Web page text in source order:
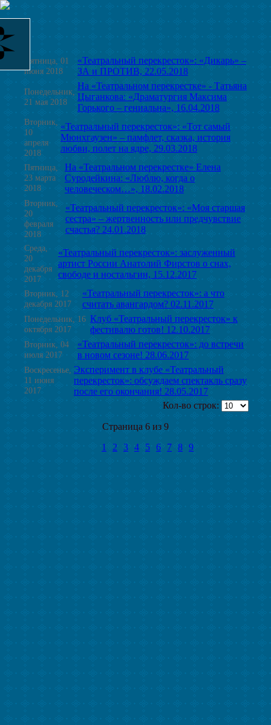
Кол-во строк:
Пятница, 01
июня 2018
«Театральный перекресток»: «Дикарь» –
ЗА и ПРОТИВ, 22.05.2018
Понедельник,
21 мая 2018
На «Театральном перекрестке» - Татьяна
Цыганкова: «Драматургия Максима
Горького – гениальна», 16.04.2018
Вторник,
10
апреля
2018
«Театральный перекресток»: «Тот самый
Мюнхгаузен» – памфлет, сказка, история
любви, полет на ядре, 29.03.2018
Пятница,
23 марта
2018
На «Театральном перекрестке» Елена
Суродейкина: «Люблю, когда о
человеческом…», 18.02.2018
Вторник,
20
февраля
2018
«Театральный перекресток»: «Моя старшая
сестра» – жертвенность или предчувствие
счастья? 24.01.2018
Среда,
20
декабря
2017
«Театральный перекресток»: заслуженный
артист России Анатолий Фирстов о снах,
свободе и ностальгии, 15.12.2017
Вторник, 12
декабря 2017
«Театральный перекресток»: а что
считать авангардом? 02.11.2017
Понедельник, 16
октября 2017
Клуб «Театральный перекресток» к
фестивалю готов! 12.10.2017
Вторник, 04
июля 2017
«Театральный перекресток»: до встречи
в новом сезоне! 28.06.2017
Воскресенье,
11 июня
2017
Эксперимент в клубе «Театральный
перекресток»: обсуждаем спектакль сразу
после его окончания! 28.05.2017
Страница 6 из 9
1
2 3 4 5 6 7 8 9